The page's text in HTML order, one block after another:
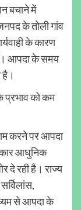
बचाने में
के तोली गांव
के कारण
आपदा के समय
है।
प्रभाव को कम
करने पर आपदा
आधुनिक
दे रही है। राज्य
से आपदा के